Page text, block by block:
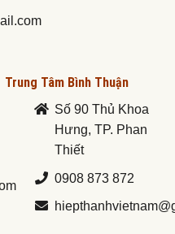
Trung Tâm Bình Thuận
Số 90 Thủ Khoa
Hưng, TP. Phan
Thiết
0908 873 872